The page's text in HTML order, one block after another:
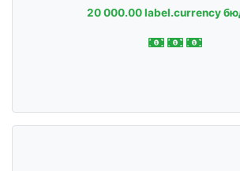
20 000.00 label.currency